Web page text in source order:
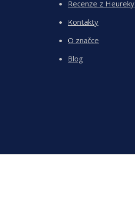
Recenze z Heureky
Kontakty
O značce
Blog